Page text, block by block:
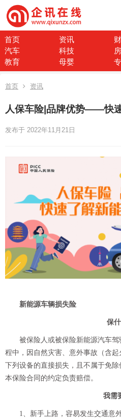
首页 资讯
汽车
科技
教育
母婴
首页 资讯
人保车险|品牌优势——快
发布于 2022年11月21日
新能源车辆损失险
保
被保险人或被保险新能源汽车
程中，因自然灾害、意外事故（含
下列设备的直接损失，且不属于免
本保险合同的约定负责赔偿。
我需
1、新手上路，容易发生交通意